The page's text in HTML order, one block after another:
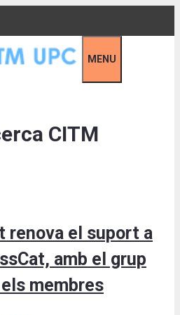
MENU
CITM
renova el suport a
amb el grup
membres